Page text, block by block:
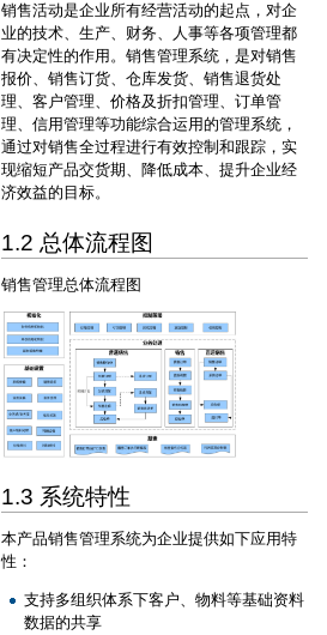
销售活动是企业所有经营活动的起点，对企
业的技术、生产、财务、人事等各项管理都
有决定性的作用。销售管理系统，是对销售
报价、销售订货、仓库发货、销售退货处
理、客户管理、价格及折扣管理、订单管
理、信用管理等功能综合运用的管理系统，
通过对销售全过程进行有效控制和跟踪，实
现缩短产品交货期、降低成本、提升企业经
济效益的目标。
1.2 总体流程图
销售管理总体流程图
1.3 系统特性
本产品销售管理系统为企业提供如下应用特
性：
支持多组织体系下客户、物料等基础资料
数据的共享